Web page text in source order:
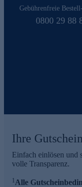
Gebührenfreie
0800 29 88
Ihre
Einfach einlösen und
volle Transparenz.
1Alle